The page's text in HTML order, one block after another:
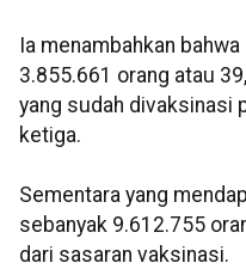
Ia menambahkan
3.855.661 orang atau
yang sudah divaksinasi
ketiga.
Sementara yang
sebanyak 9.612.755
dari sasaran vaksinasi.